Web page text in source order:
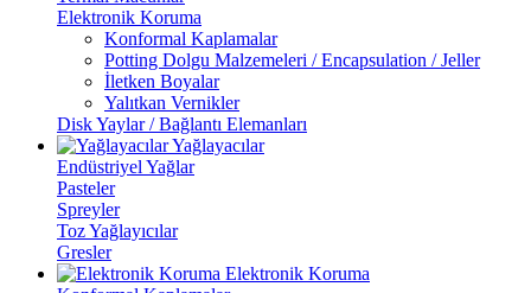
Elektronik Koruma
Konformal Kaplamalar
Potting Dolgu Malzemeleri / Encapsulation / Jeller
İletken Boyalar
Yalıtkan Vernikler
Disk Yaylar / Bağlantı Elemanları
Yağlayacılar
Endüstriyel Yağlar
Pasteler
Spreyler
Toz Yağlayıcılar
Gresler
Elektronik Koruma